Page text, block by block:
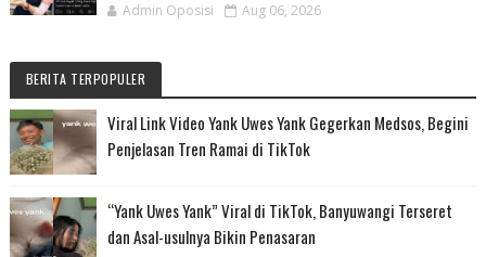
Admin Oposisi Aug 06, 2026
BERITA TERPOPULER
Viral Link Video Yank Uwes Yank Gegerkan Medsos, Begini
Penjelasan Tren Ramai di TikTok
“Yank Uwes Yank” Viral di TikTok, Banyuwangi Terseret
dan Asal-usulnya Bikin Penasaran